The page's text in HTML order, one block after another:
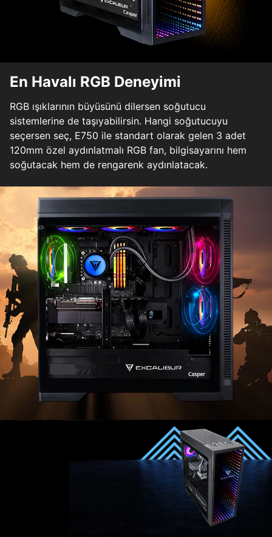
En Havalı RGB Deneyimi
RGB ışıklarının büyüsünü dilersen soğutucu
sistemlerine de taşıyabilirsin. Hangi soğutucuyu
seçersen seç, E750 ile standart olarak gelen 3 adet
120mm özel aydınlatmalı RGB fan, bilgisayarını hem
soğutacak hem de rengarenk aydınlatacak.